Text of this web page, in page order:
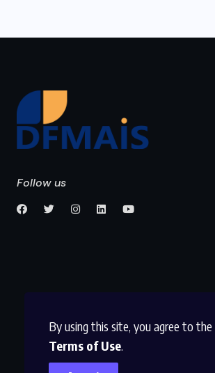
By using this site, you agree to the
Terms of Use.
Follow us